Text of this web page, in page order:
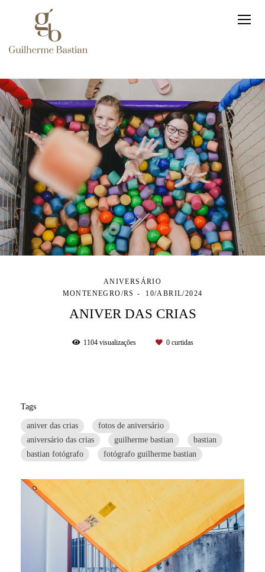
ANIVERSÁRIO
MONTENEGRO/RS
10/ABRIL/2024
ANIVER DAS CRIAS
1104visualizações 0curtidas
Tags
aniver das crias
fotos de aniversário
aniversário das crias
guilherme bastian
bastian
bastian fotógrafo
fotógrafo guilherme bastian